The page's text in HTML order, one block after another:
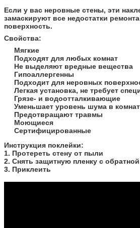
Если у вас неровные стены, эти
замаскируют все недостатки
поверхность.
Свойства:
Мягкие
Подходят для любых комнат
Не выделяют вредные вещества
Гипоаллергенны
Подходит для неровных
Легкая установка, не требует
Грязе- и водоотталкивающие
Уменьшает уровень шума в
Предотвращают травмы
Моющиеся
Сертифицированные
​Инструкция поклейки:
1. Протереть стену от пыли
2. Снять защитную пленку с
3. Приклеить